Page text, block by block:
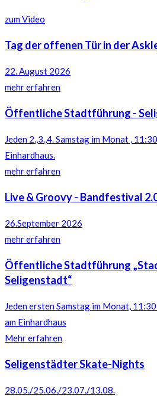
zum Video
Tag der offenen Tür in der
22. August 2026
mehr erfahren
Öffentliche Stadtführung -
Jeden 2.,3.,4. Samstag im Monat ,
Einhardhaus.
mehr erfahren
Live & Groovy - Bandfestival
26.September 2026
mehr erfahren
Öffentliche Stadtführung
Seligenstadt“
Jeden ersten Samstag im Monat,
am Einhardhaus
Mehr erfahren
Seligenstädter Skate-Nights
28.05./25.06./23.07./13.08.